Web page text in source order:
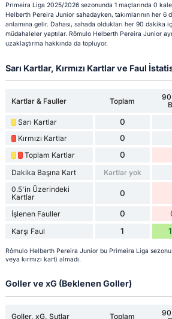
Primeira Liga 2025/2026 sezonunda 1 maçlarında 0
Helberth Pereira Junior sahadayken, takımlarının her 6
anlamına gelir. Dahası, sahada oldukları her 90
müdahaleler yaptılar. Rômulo Helberth Pereira Junior
uzaklaştırma hakkında da topluyor.
Sarı Kartlar, Kırmızı Kartlar ve Faul
Kartlar & Fauller Toplam
90
Sarı Kartlar 0
Kırmızı Kartlar 0
Toplam Kartlar 0
Dakika Başına Kart Kartlar yok
0.5'in Üzerindeki
Kartlar
0
İşlenen Fauller 0
Karşı Faul 1
Rômulo Helberth Pereira Junior bu Primeira Liga
veya kırmızı kart) almadı.
Goller ve xG (Beklenen Goller)
Goller, xG, Şutlar Toplam
90